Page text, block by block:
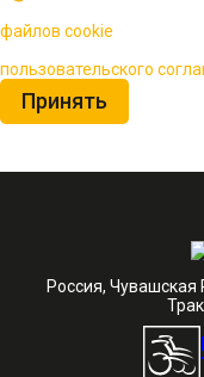
файлов cookie
пользовательского
Принять
Россия, Чувашская